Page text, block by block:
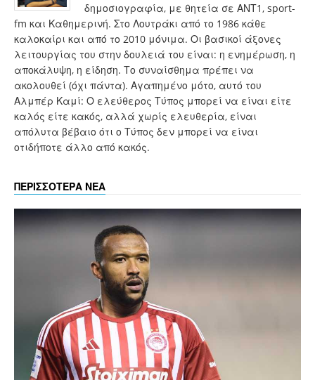
δημοσιογραφία, με θητεία σε ΑΝΤ1, sport-
fm και Καθημερινή. Στο Λουτράκι από το 1986 κάθε
καλοκαίρι και από το 2010 μόνιμα. Οι βασικοί άξονες
λειτουργίας του στην δουλειά του είναι: η ενημέρωση, η
αποκάλυψη, η είδηση. Το συναίσθημα πρέπει να
ακολουθεί (όχι πάντα). Αγαπημένο μότο, αυτό του
Αλμπέρ Καμί: Ο ελεύθερος Τύπος μπορεί να είναι είτε
καλός είτε κακός, αλλά χωρίς ελευθερία, είναι
απόλυτα βέβαιο ότι ο Τύπος δεν μπορεί να είναι
οτιδήποτε άλλο από κακός.
ΠΕΡΙΣΣΟΤΕΡΑ ΝΕΑ